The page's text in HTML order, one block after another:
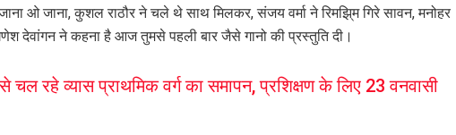
ओ जाना, कुशल राठौर ने चले थे साथ मिलकर, संजय वर्मा ने रिमझि्म गिरे सावन, मनोहर
देवांगन ने कहना है आज तुमसे पहली बार जैसे गानो की प्रस्तुति दी।
रहे व्यास प्राथमिक वर्ग का समापन, प्रशिक्षण के लिए 23 वनवासी